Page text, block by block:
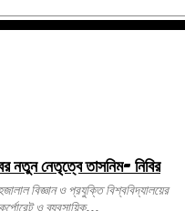
নতুন নেতৃত্বে তাসনিম- নিবির
কর্পোরেট ও ব্যবসায়িক...